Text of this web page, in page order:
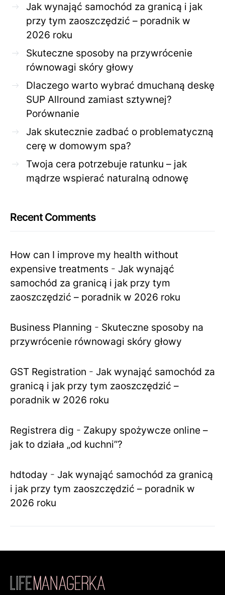
Jak wynająć samochód za granicą i jak
przy tym zaoszczędzić – poradnik w
2026 roku
Skuteczne sposoby na przywrócenie
równowagi skóry głowy
Dlaczego warto wybrać dmuchaną deskę
SUP Allround zamiast sztywnej?
Porównanie
Jak skutecznie zadbać o problematyczną
cerę w domowym spa?
Twoja cera potrzebuje ratunku – jak
mądrze wspierać naturalną odnowę
Recent Comments
How can I improve my health without
expensive treatments - Jak wynająć
samochód za granicą i jak przy tym
zaoszczędzić – poradnik w 2026 roku
Business Planning - Skuteczne sposoby na
przywrócenie równowagi skóry głowy
GST Registration - Jak wynająć samochód za
granicą i jak przy tym zaoszczędzić –
poradnik w 2026 roku
Registrera dig - Zakupy spożywcze online –
jak to działa „od kuchni”?
hdtoday - Jak wynająć samochód za granicą
i jak przy tym zaoszczędzić – poradnik w
2026 roku